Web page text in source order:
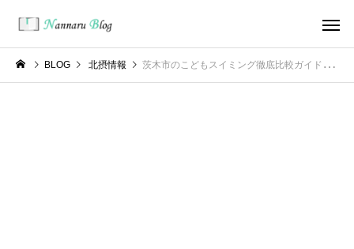
BLOG 北摂情報 茨木市のこどもスイミング徹底比較ガイド！コナミスポーツ茨木の評判・不便さ・選び方ポイント